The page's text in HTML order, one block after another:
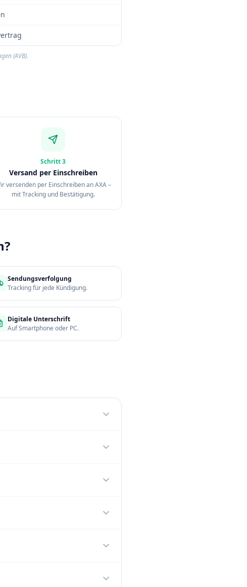
(AVB).
Schritt3
Versand per Einschreiben
versenden per Einschreiben an AXA –
mit Tracking und Bestätigung.
Sendungsverfolgung
Tracking für jede Kündigung.
Digitale Unterschrift
Auf Smartphone oder PC.